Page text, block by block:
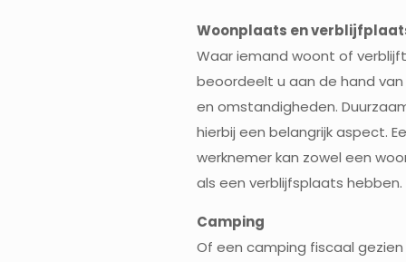
Woonplaats en
Waar iemand woont of verblijft
beoordeelt u aan de hand
en omstandigheden.
hierbij een belangrijk aspect.
werknemer kan zowel een
als een verblijfsplaats hebben.
Camping
Of een camping fiscaal